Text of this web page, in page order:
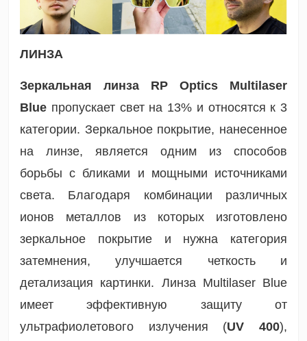
ЛИНЗА
Зеркальная линза RP Optics Multilaser
Blue пропускает свет на 13% и относятся к 3
категории. Зеркальное покрытие, нанесенное
на линзе, является одним из способов
борьбы с бликами и мощными источниками
света. Благодаря комбинации различных
ионов металлов из которых изготовлено
зеркальное покрытие и нужна категория
затемнения, улучшается четкость и
детализация картинки. Линза Multilaser Blue
имеет эффективную защиту от
ультрафиолетового излучения (UV 400),